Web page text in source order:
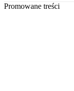
Promowane treści